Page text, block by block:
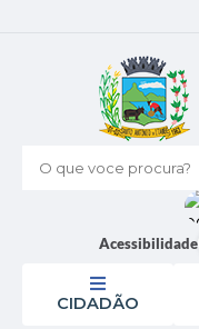
O que voce procura?
Acessibilidade
CIDADÃO